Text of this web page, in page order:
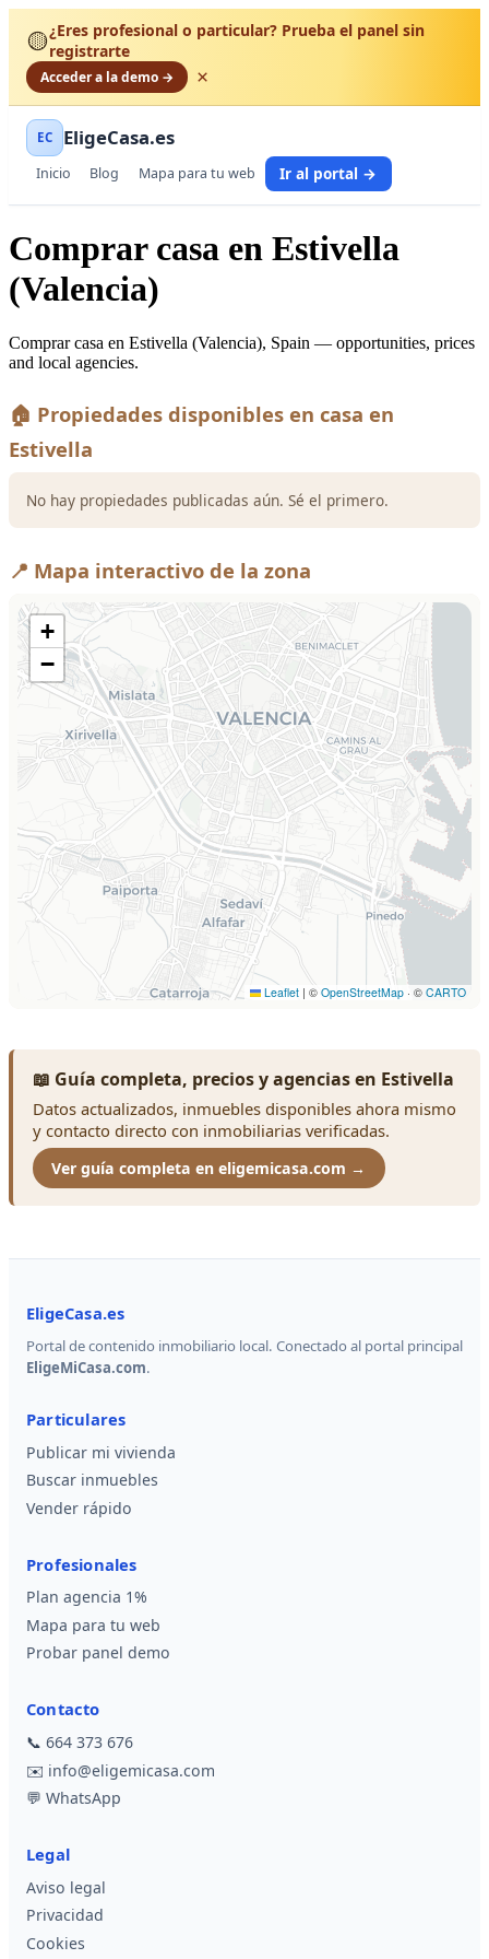
🟡¿Eres profesional o particular? Prueba el panel sin
registrarte
Acceder a la demo → ×
EC EligeCasa.es
Inicio Blog Mapa para tu web Ir al portal →
Comprar casa en Estivella
(Valencia)
Comprar casa en Estivella (Valencia), Spain — opportunities, prices
and local agencies.
🏠 Propiedades disponibles en casa en
Estivella
No hay propiedades publicadas aún. Sé el primero.
📍 Mapa interactivo de la zona
📖 Guía completa, precios y agencias en Estivella
Datos actualizados, inmuebles disponibles ahora mismo
y contacto directo con inmobiliarias verificadas.
Ver guía completa en eligemicasa.com →
EligeCasa.es
Portal de contenido inmobiliario local. Conectado al portal principal
EligeMiCasa.com.
Particulares
Publicar mi vivienda
Buscar inmuebles
Vender rápido
Profesionales
Plan agencia 1%
Mapa para tu web
Probar panel demo
Contacto
📞 664 373 676
✉️ info@eligemicasa.com
💬 WhatsApp
Legal
Aviso legal
Privacidad
Cookies